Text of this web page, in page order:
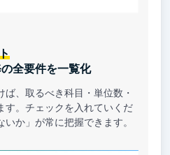
全要件を一覧化
ば、取るべき科目・単位数・
す。チェックを入れていくだ
か」が常に把握できます。